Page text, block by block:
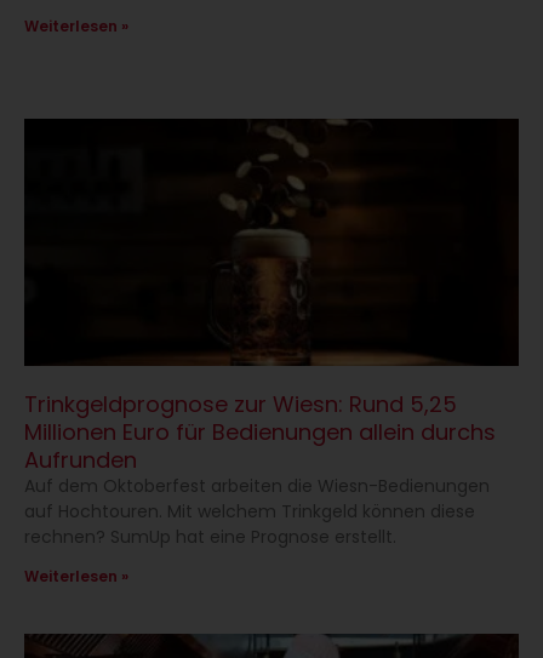
Weiterlesen »
Trinkgeldprognose zur Wiesn: Rund 5,25
Millionen Euro für Bedienungen allein durchs
Aufrunden
Auf dem Oktoberfest arbeiten die Wiesn-Bedienungen
auf Hochtouren. Mit welchem Trinkgeld können diese
rechnen? SumUp hat eine Prognose erstellt.
Weiterlesen »